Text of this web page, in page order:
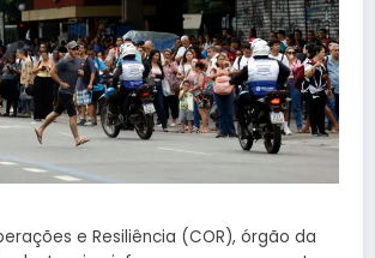
e Resiliência (COR), órgão da